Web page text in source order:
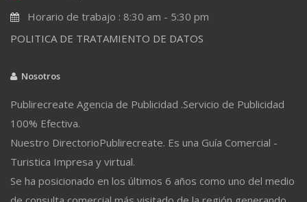
Horario de trabajo : 8:30 am - 5:30 pm
POLITICA DE TRATAMIENTO DE DATOS
Nosotros
Publirecreate Agencia de Publicidad .Servicio de Publicidad
100% Efectiva.
Nuestro DirectorioPublirecreate. Es una Guía Comercial -
Turistica Impresa y virtual.
Se ha posicionado en los últimos 6 años como uno del medio